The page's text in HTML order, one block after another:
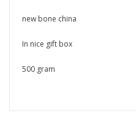
new bone china
In nice gift box
500 gram